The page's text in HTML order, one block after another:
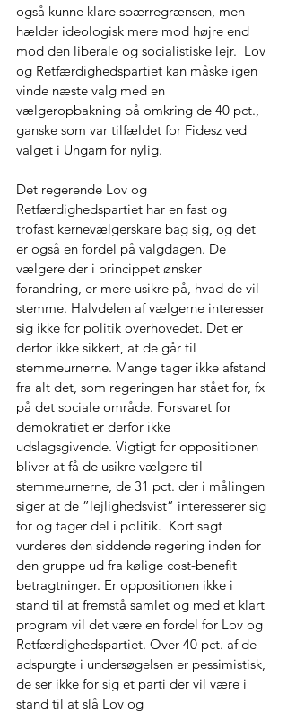
også kunne klare spærregrænsen, men
hælder ideologisk mere mod højre end
mod den liberale og socialistiske lejr.  Lov
og Retfærdighedspartiet kan måske igen
vinde næste valg med en
vælgeropbakning på omkring de 40 pct.,
ganske som var tilfældet for Fidesz ved
valget i Ungarn for nylig.
Det regerende Lov og
Retfærdighedspartiet har en fast og
trofast kernevælgerskare bag sig, og det
er også en fordel på valgdagen. De
vælgere der i princippet ønsker
forandring, er mere usikre på, hvad de vil
stemme. Halvdelen af vælgerne interesser
sig ikke for politik overhovedet. Det er
derfor ikke sikkert, at de går til
stemmeurnerne. Mange tager ikke afstand
fra alt det, som regeringen har stået for, fx
på det sociale område. Forsvaret for
demokratiet er derfor ikke
udslagsgivende. Vigtigt for oppositionen
bliver at få de usikre vælgere til
stemmeurnerne, de 31 pct. der i målingen
siger at de ”lejlighedsvist” interesserer sig
for og tager del i politik.  Kort sagt
vurderes den siddende regering inden for
den gruppe ud fra kølige cost-benefit
betragtninger. Er oppositionen ikke i
stand til at fremstå samlet og med et klart
program vil det være en fordel for Lov og
Retfærdighedspartiet. Over 40 pct. af de
adspurgte i undersøgelsen er pessimistisk,
de ser ikke for sig et parti der vil være i
stand til at slå Lov og